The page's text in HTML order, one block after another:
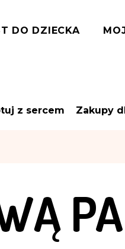
DO DZIECKA
z sercem Zakupy